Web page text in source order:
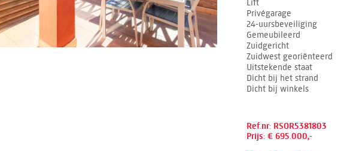
Lift
Privégarage
24-uursbeveiliging
Gemeubileerd
Zuidgericht
Zuidwest georiënteerd
Uitstekende staat
Dicht bij het strand
Dicht bij winkels
Ref.nr: RSOR5381803
Prijs: € 695.000,-